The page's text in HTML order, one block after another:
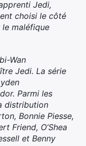
Jedi,
choisi le côté
maléfique
Wan
Jedi. La série
Parmi les
distribution
Bonnie Piesse,
Friend, O’Shea
et Benny